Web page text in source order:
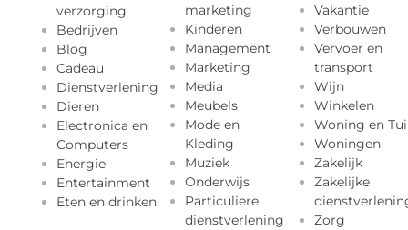
verzorging
Bedrijven
Blog
Cadeau
Dienstverlening
Dieren
Electronica en
Computers
Energie
Entertainment
Eten en drinken
marketing
Kinderen
Management
Marketing
Media
Meubels
Mode en
Kleding
Muziek
Onderwijs
Particuliere
dienstverlening
Vakantie
Verbouwen
Vervoer en
transport
Wijn
Winkelen
Woning en
Woningen
Zakelijk
Zakelijke
Zorg